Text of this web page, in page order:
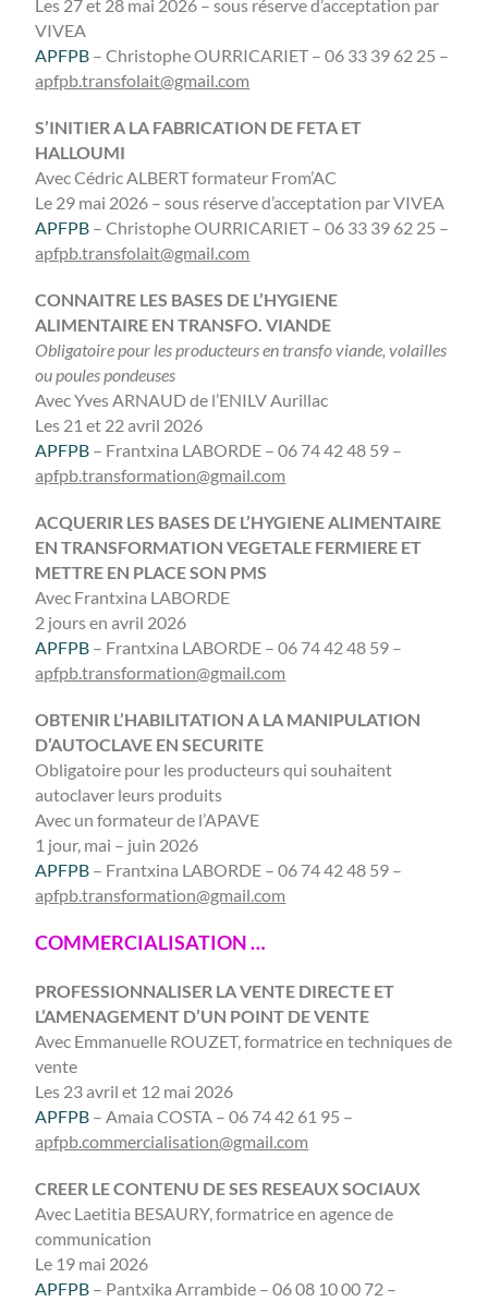
Les 27 et 28 mai 2026 – sous réserve d’acceptation par
VIVEA
APFPB – Christophe OURRICARIET – 06 33 39 62 25 –
apfpb.transfolait@gmail.com
S’INITIER A LA FABRICATION DE FETA ET
HALLOUMI
Avec Cédric ALBERT formateur From’AC
Le 29 mai 2026 – sous réserve d’acceptation par VIVEA
APFPB – Christophe OURRICARIET – 06 33 39 62 25 –
apfpb.transfolait@gmail.com
CONNAITRE LES BASES DE L’HYGIENE
ALIMENTAIRE EN TRANSFO. VIANDE
Obligatoire pour les producteurs en transfo viande, volailles
ou poules pondeuses
Avec Yves ARNAUD de l’ENILV Aurillac
Les 21 et 22 avril 2026
APFPB – Frantxina LABORDE – 06 74 42 48 59 –
apfpb.transformation@gmail.com
ACQUERIR LES BASES DE L’HYGIENE ALIMENTAIRE
EN TRANSFORMATION VEGETALE FERMIERE ET
METTRE EN PLACE SON PMS
Avec Frantxina LABORDE
2 jours en avril 2026
APFPB – Frantxina LABORDE – 06 74 42 48 59 –
apfpb.transformation@gmail.com
OBTENIR L’HABILITATION A LA MANIPULATION
D’AUTOCLAVE EN SECURITE
Obligatoire pour les producteurs qui souhaitent
autoclaver leurs produits
Avec un formateur de l’APAVE
1 jour, mai – juin 2026
APFPB – Frantxina LABORDE – 06 74 42 48 59 –
apfpb.transformation@gmail.com
COMMERCIALISATION …
PROFESSIONNALISER LA VENTE DIRECTE ET
L’AMENAGEMENT D’UN POINT DE VENTE
Avec Emmanuelle ROUZET, formatrice en techniques de
vente
Les 23 avril et 12 mai 2026
APFPB – Amaia COSTA – 06 74 42 61 95 –
apfpb.commercialisation@gmail.com
CREER LE CONTENU DE SES RESEAUX SOCIAUX
Avec Laetitia BESAURY, formatrice en agence de
communication
Le 19 mai 2026
APFPB – Pantxika Arrambide – 06 08 10 00 72 –